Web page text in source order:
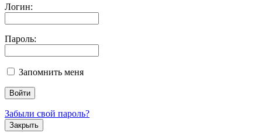
Логин:
Пароль:
Запомнить меня
Забыли свой пароль?
Закрыть